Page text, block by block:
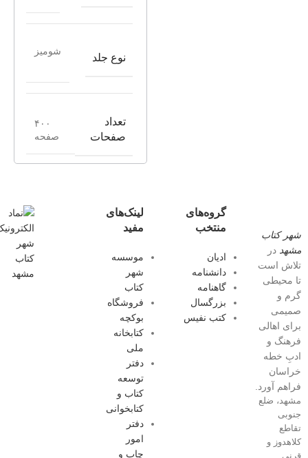
نوع جلد
شومیز
تعداد
صفحات
۴۰۰
صفحه
شهر کتاب
مشهد در
تلاش است
تا محیطی
گرم و
صمیمی
برای اهالی
فرهنگ و
ادبِ خطه
خراسان
فراهم آورد.
مشهد، ضلع
جنوبی
تقاطع
کلاهدوز و
قرنی
گروه‌های
منتخب
ادیان
دانشنامه
گاهنامه
بزرگسال
کتب نفیس
لینک‌های
مفید
موسسه
شهر
کتاب
فروشگاه
بوکچه
کتابخانه
ملی
دفتر
توسعه
کتاب و
کتابخوانی
دفتر
امور
چاپ و